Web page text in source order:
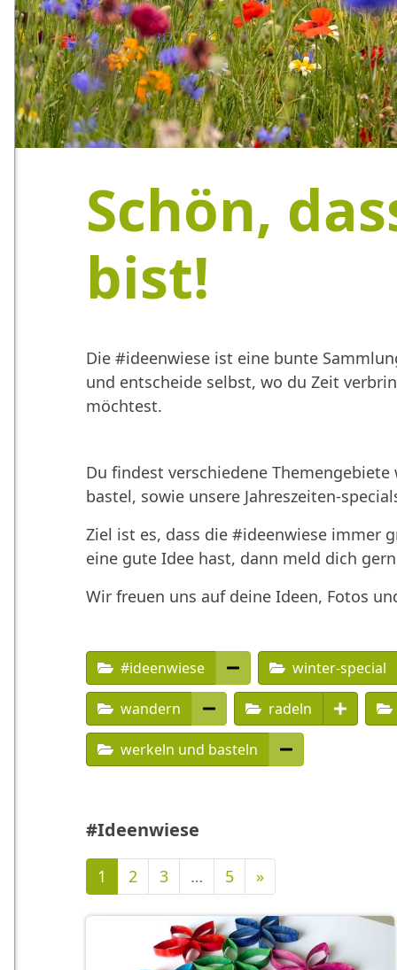
Schön,
bist!
Die #ideenwiese ist eine bunte
und entscheide selbst, wo du Zeit
möchtest.
Du findest verschiedene
bastel, sowie unsere Jahreszeiten-
Ziel ist es, dass die #ideenwiese immer
eine gute Idee hast, dann meld dich
Wir freuen uns auf deine Ideen, Fotos
#ideenwiese winter-special
wandern radeln
werkeln und basteln
#Ideenwiese
1 2 3 … 5 »Nächste